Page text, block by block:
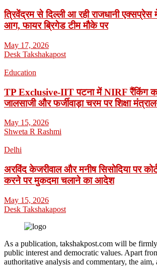
त्रिवेंद्रम से दिल्ली आ रही राजधानी
आग, फायर ब्रिगेड टीम मौके पर
May 17, 2026
Desk Takshakapost
Education
TP Exclusive-IIT पटना में NIRF रैंकिंग
जालसाजी और फर्जीवाड़ा चरम पर शिक्षा
May 15, 2026
Shweta R Rashmi
Delhi
अरविंद केजरीवाल और मनीष सिसोदिया पर
करने पर मुकदमा चलाने का आदेश
May 15, 2026
Desk Takshakapost
As a publication, takshakpost.com will be
public interest and democratic values. Apart
authoritative analysis and commentary, the aim,